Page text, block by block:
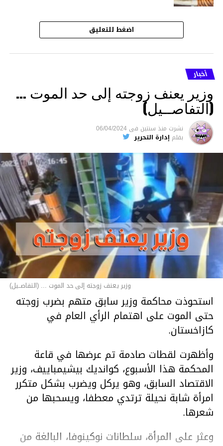
اضغط للتعليق
أخبار
وزير يعنف زوجته إلى حد الموت …
(التفاصــيل)
نشرت منذ سنتين فى 06/04/2024
بقلم إدارة التحرير
وزير يعنف زوجته إلى حد الموت ... (التفاصــيل)
استحوذت محاكمة وزير سابق متهم بضرب زوجته
حتى الموت على اهتمام الرأي العام في
كازاخستان.
وأظهرت لقطات صادمة تم عرضها في قاعة
المحكمة هذا الأسبوع، كوانديك بيشيمباييف، وزير
الاقتصاد السابق، وهو يركل ويضرب بشكل متكرر
امرأة شابة نحيلة ترتدي معطفا، ويسحبها من
شعرها.
وعثر على المرأة، سلطانات نوكينوفا، البالغة من